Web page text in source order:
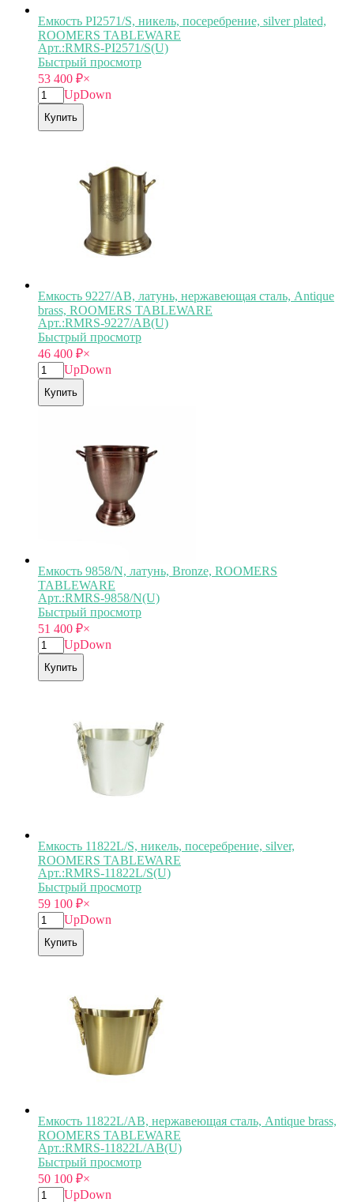
Емкость PI2571/S, никель, посеребрение, silver plated,
ROOMERS TABLEWARE
Арт.:RMRS-PI2571/S(U)
Быстрый просмотр
53 400 ₽×
UpDown
Купить
Емкость 9227/AB, латунь, нержавеющая сталь, Antique
brass, ROOMERS TABLEWARE
Арт.:RMRS-9227/AB(U)
Быстрый просмотр
46 400 ₽×
UpDown
Купить
Емкость 9858/N, латунь, Bronze, ROOMERS
TABLEWARE
Арт.:RMRS-9858/N(U)
Быстрый просмотр
51 400 ₽×
UpDown
Купить
Емкость 11822L/S, никель, посеребрение, silver,
ROOMERS TABLEWARE
Арт.:RMRS-11822L/S(U)
Быстрый просмотр
59 100 ₽×
UpDown
Купить
Емкость 11822L/AB, нержавеющая сталь, Antique brass,
ROOMERS TABLEWARE
Арт.:RMRS-11822L/AB(U)
Быстрый просмотр
50 100 ₽×
UpDown